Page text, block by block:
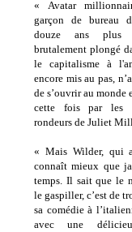
« Avatar
garçon de bureau
douze ans plus
brutalement plongé
le capitalisme à
encore mis au pas,
de s’ouvrir au monde
cette fois par les
rondeurs de Juliet
« Mais Wilder, qui
connaît mieux que
temps. Il sait que le
le gaspiller, c’est de
sa comédie à
avec une